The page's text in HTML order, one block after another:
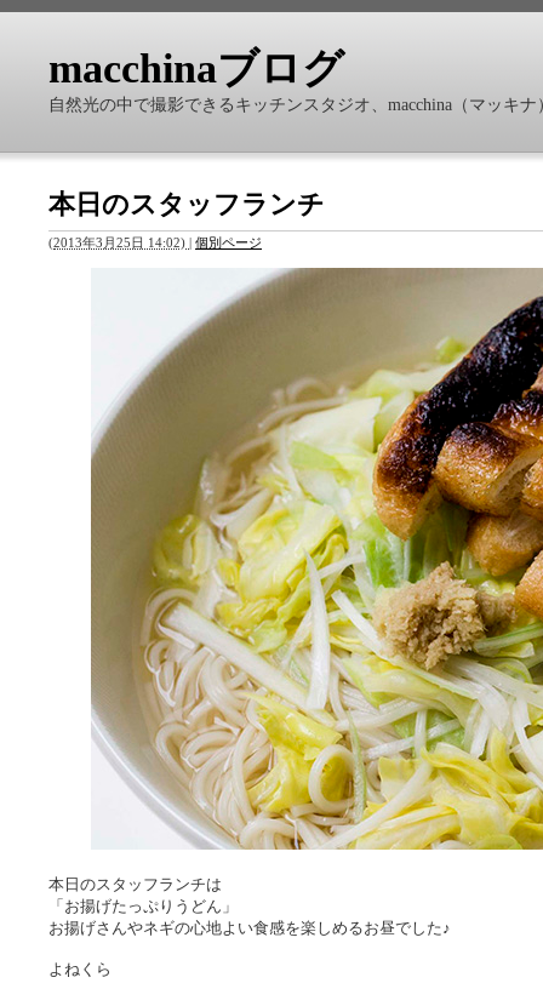
macchinaブログ
自然光の中で撮影できるキッチンスタジオ、macchina（マッキ
本日のスタッフランチ
(2013年3月25日 14:02) | 個別ページ
本日のスタッフランチは
「お揚げたっぷりうどん」
お揚げさんやネギの心地よい食感を楽しめるお昼でした♪
よねくら